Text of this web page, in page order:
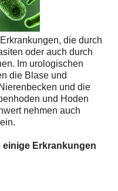
die durch
oder auch durch
Im urologischen
die Blase und
und die
und Hoden
nehmen auch
einige Erkrankungen